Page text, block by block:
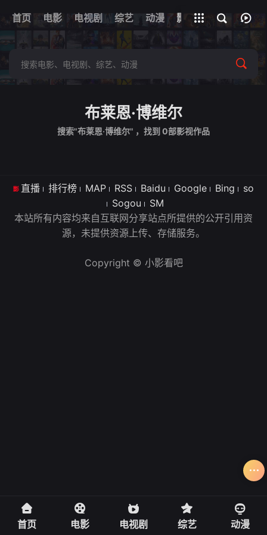
首页 电影 电视剧 综艺 动漫 影视
全部影片
布莱恩·博维尔
搜索"布莱恩·博维尔" ，找到 0部影视作品
直播 排行榜 MAP RSS Baidu Google Bing
so
Sogou
SM
本站所有内容均来自互联网分享站点所提供的公开引用资
源，未提供资源上传、存储服务。
Copyright © 小影看吧
首页 电影 电视剧 综艺 动漫